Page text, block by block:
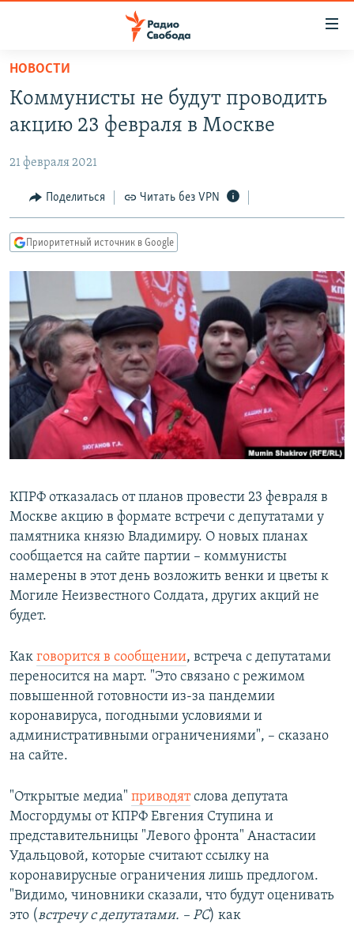
упрощенного
доступа
основному
Вернутся
главной
навигации
Вернутся
поиску
ПОДКАСТЫ
АВТОРСКИЕ ПРОЕКТЫ
ЦИТАТЫ СВОБОДЫ
МНЕНИЯ
IDEL.РЕАЛИИ
КАВКАЗ.РЕАЛИИ
СЕВЕР.РЕАЛИИ
СИБИРЬ.РЕАЛИИ
РАСПИСАНИЕ ВЕЩАНИЯ
ПОДПИШИТЕСЬ НА РАССЫЛКУ
СОЦИАЛЬНЫЕ СЕТИ
Все сайты РСЕ/РС
НОВОСТИ
Коммунисты не будут проводить
акцию 23 февраля в Москве
21 февраля 2021
Поделиться Читать без VPN
Приоритетный источник в Google
КПРФ отказалась от планов провести 23 февраля в
Москве акцию в формате встречи с депутатами у
памятника князю Владимиру. О новых планах
сообщается на сайте партии – коммунисты
намерены в этот день возложить венки и цветы к
Могиле Неизвестного Солдата, других акций не
будет.
Как говорится в сообщении, встреча с депутатами
переносится на март. "Это связано с режимом
повышенной готовности из-за пандемии
коронавируса, погодными условиями и
административными ограничениями", – сказано
на сайте.
"Открытые медиа" приводятслова депутата
Мосгордумы от КПРФ Евгения Ступина и
представительницы "Левого фронта" Анастасии
Удальцовой, которые считают ссылку на
коронавирусные ограничения лишь предлогом.
"Видимо, чиновники сказали, что будут оценивать
это (встречу с депутатами. – РС) как